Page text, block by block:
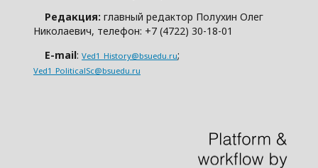
Редакция: главный редактор Полухин Олег
Николаевич, телефон: +7 (4722) 30-18-01
E-mail: Ved1_History@bsuedu.ru;
Ved1_PoliticalSc@bsuedu.ru